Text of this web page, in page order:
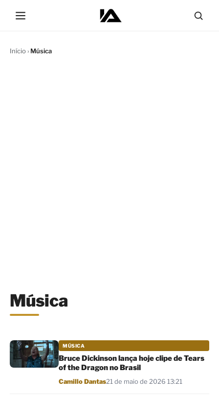
Início› Música
Música
MÚSICA
Bruce Dickinson lança hoje clipe de Tears
of the Dragon no Brasil
Por
Camillo Dantas21 de maio de 2026 13:21